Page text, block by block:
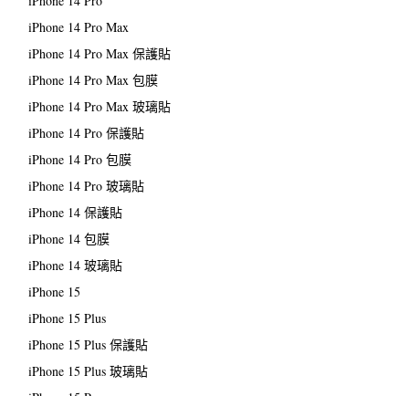
iPhone 14 Pro Max
iPhone 14 Pro Max 保護貼
iPhone 14 Pro Max 包膜
iPhone 14 Pro Max 玻璃貼
iPhone 14 Pro 保護貼
iPhone 14 Pro 包膜
iPhone 14 Pro 玻璃貼
iPhone 14 保護貼
iPhone 14 包膜
iPhone 14 玻璃貼
iPhone 15
iPhone 15 Plus
iPhone 15 Plus 保護貼
iPhone 15 Plus 玻璃貼